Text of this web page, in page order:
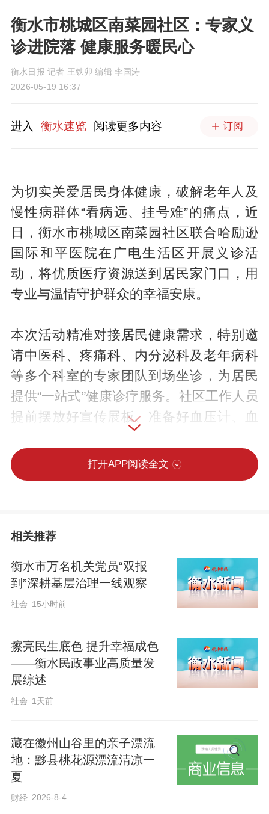
衡水市桃城区南菜园社区：专家义
诊进院落 健康服务暖民心
衡水日报 记者 王铁卯 编辑 李国涛
2026-05-19 16:37
进入 衡水速览 阅读更多内容 订阅
为切实关爱居民身体健康，破解老年人及
慢性病群体“看病远、挂号难”的痛点，近
日，衡水市桃城区南菜园社区联合哈励逊
国际和平医院在广电生活区开展义诊活
动，将优质医疗资源送到居民家门口，用
专业与温情守护群众的幸福安康。
本次活动精准对接居民健康需求，特别邀
请中医科、疼痛科、内分泌科及老年病科
等多个科室的专家团队到场坐诊，为居民
提供“一站式”健康诊疗服务。社区工作人员
提前摆放好宣传展板、准备好血压计、血
息、有序排队。医护人员耐心细致地为每
一位居民测血压、测血糖，认真记录数
听居民诉求，用通俗易懂的语言解答大家
关于常见病、多发病的预防、治疗、康复
等相关问题。
服务。中医科专家望闻问切，详细讲解中
医养生、食疗调理、穴位按摩等实用知
识；疼痛科医生针对居民的腰腿痛、关节
不适、颈肩劳损等难题，手把手指导居民
养方法；内分泌科专家重点关注糖尿病、
甲状腺疾病等慢性病的规范管理，提醒患
者按时服药、合理调整饮食和作息；老年
病科专家则围绕老年人多病共存、合理用
打开APP阅读全文
相关推荐
衡水市万名机关党员“双报
到”深耕基层治理一线观察
社会 15小时前
擦亮民生底色 提升幸福成色
——衡水民政事业高质量发
展综述
社会 1天前
藏在徽州山谷里的亲子漂流
地：黟县桃花源漂流清凉一
夏
财经 2026-8-4